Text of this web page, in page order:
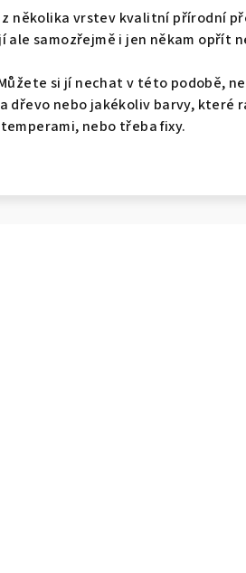
několika vrstev kvalitní přírodní
ale samozřejmě i jen někam opřít
si jí nechat v této podobě,
dřevo nebo jakékoliv barvy,
nebo třeba fixy.